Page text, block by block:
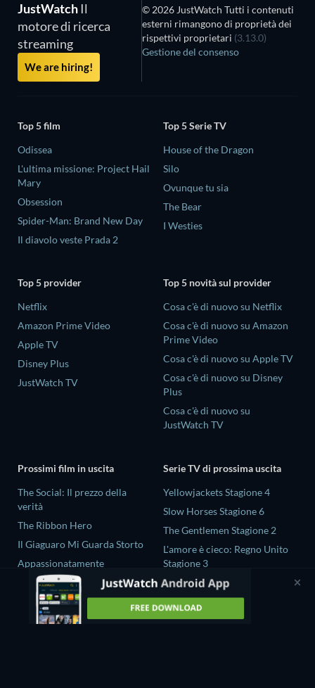
JustWatch Il
motore di ricerca
streaming
We are hiring!
© 2026 JustWatch Tutti i contenuti
esterni rimangono di proprietà dei
rispettivi proprietari (3.13.0)
Gestione del consenso
Top 5 film
Odissea
L'ultima missione: Project Hail
Mary
Obsession
Spider-Man: Brand New Day
Il diavolo veste Prada 2
Top 5 Serie TV
House of the Dragon
Silo
Ovunque tu sia
The Bear
I Westies
Top 5 provider
Netflix
Amazon Prime Video
Apple TV
Disney Plus
JustWatch TV
Top 5 novità sul provider
Cosa c'è di nuovo su Netflix
Cosa c'è di nuovo su Amazon
Prime Video
Cosa c'è di nuovo su Apple TV
Cosa c'è di nuovo su Disney
Plus
Cosa c'è di nuovo su
JustWatch TV
Prossimi film in uscita
The Social: Il prezzo della
verità
The Ribbon Hero
Il Giaguaro Mi Guarda Storto
Appassionatamente
Rory Scovel: Show Must Go
Serie TV di prossima uscita
Yellowjackets Stagione 4
Slow Horses Stagione 6
The Gentlemen Stagione 2
L'amore è cieco: Regno Unito
Stagione 3
Gold Spoon Stagione 2